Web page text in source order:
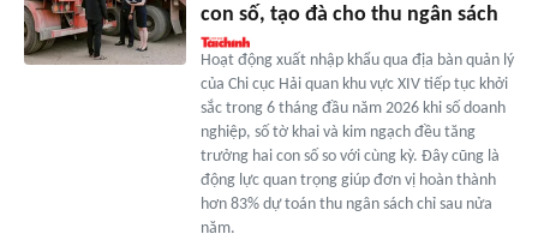
con số, tạo đà cho thu ngân sách
Hoạt động xuất nhập khẩu qua địa bàn quản lý
của Chi cục Hải quan khu vực XIV tiếp tục khởi
sắc trong 6 tháng đầu năm 2026 khi số doanh
nghiệp, số tờ khai và kim ngạch đều tăng
trưởng hai con số so với cùng kỳ. Đây cũng là
động lực quan trọng giúp đơn vị hoàn thành
hơn 83% dự toán thu ngân sách chỉ sau nửa
năm.